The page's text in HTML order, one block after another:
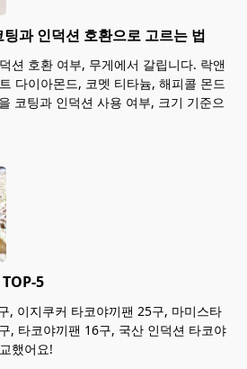
과 인덕션 호환으로 고르는 법
션 호환 여부, 무게에서 갈립니다. 락앤
다이아몬드, 코멧 티타늄, 해피콜 몬드
코팅과 인덕션 사용 여부, 크기 기준으
5
, 이지쿠커 타코야끼팬 25구, 마미스타
, 타코야끼팬 16구, 국산 인덕션 타코야
했어요!